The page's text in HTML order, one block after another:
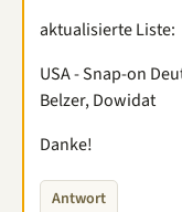
aktualisierte Liste:
USA - Snap-on
Belzer, Dowidat
Danke!
Antwort